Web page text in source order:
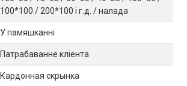
100*100 / 200*100 і г.д. / налада
У памяшканні
Патрабаванне кліента
Кардонная скрынка